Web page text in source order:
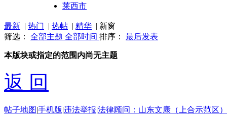
莱西市
最新 | 热门 | 热帖 | 精华 | 新窗
筛选： 全部主题 全部时间 排序： 最后发表
本版块或指定的范围内尚无主题
返 回
帖子地图|手机版|违法举报|法律顾问：山东文康（上合示范区